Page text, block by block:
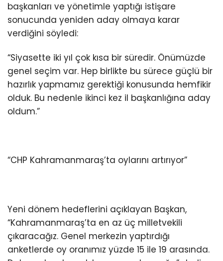
başkanları ve yönetimle yaptığı istişare
sonucunda yeniden aday olmaya karar
verdiğini söyledi:
“Siyasette iki yıl çok kısa bir süredir. Önümüzde
genel seçim var. Hep birlikte bu sürece güçlü bir
hazırlık yapmamız gerektiği konusunda hemfikir
olduk. Bu nedenle ikinci kez il başkanlığına aday
oldum.”
“CHP Kahramanmaraş’ta oylarını artırıyor”
Yeni dönem hedeflerini açıklayan Başkan,
“Kahramanmaraş’ta en az üç milletvekili
çıkaracağız. Genel merkezin yaptırdığı
anketlerde oy oranımız yüzde 15 ile 19 arasında.